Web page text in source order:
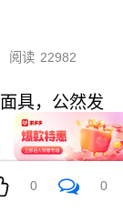
阅读 22982
具，公然发
0 0